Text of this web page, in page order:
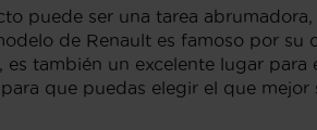
puede ser una tarea
de Renault es famoso por
es también un excelente lugar
que puedas elegir el que